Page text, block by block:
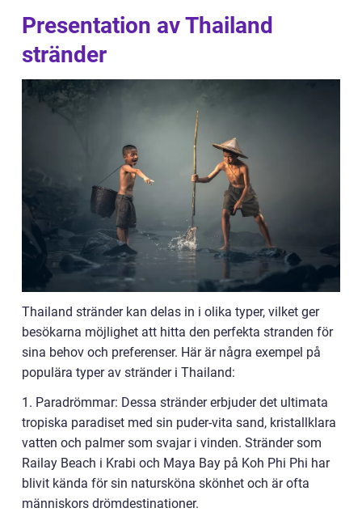
Presentation av Thailand
stränder
Thailand stränder kan delas in i olika typer, vilket ger
besökarna möjlighet att hitta den perfekta stranden för
sina behov och preferenser. Här är några exempel på
populära typer av stränder i Thailand:
1. Paradrömmar: Dessa stränder erbjuder det ultimata
tropiska paradiset med sin puder-vita sand, kristallklara
vatten och palmer som svajar i vinden. Stränder som
Railay Beach i Krabi och Maya Bay på Koh Phi Phi har
blivit kända för sin natursköna skönhet och är ofta
människors drömdestinationer.